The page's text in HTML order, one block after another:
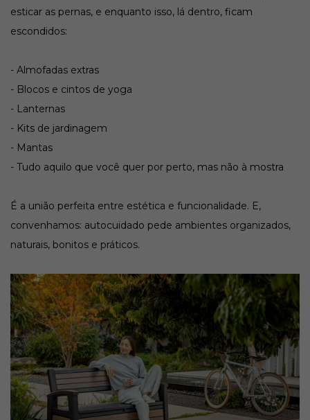
esticar as pernas, e enquanto isso, lá dentro, ficam
escondidos:
- Almofadas extras
- Blocos e cintos de yoga
- Lanternas
- Kits de jardinagem
- Mantas
- Tudo aquilo que você quer por perto, mas não à mostra
É a união perfeita entre estética e funcionalidade. E,
convenhamos: autocuidado pede ambientes organizados,
naturais, bonitos e práticos.